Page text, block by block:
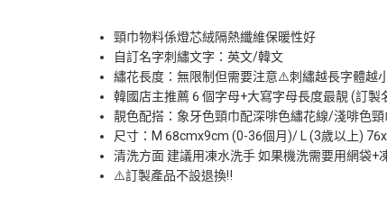
頸巾物料係燈芯絨隔熱纖維保暖性好
自訂名字刺繡文字：英文/韓文
繡花長度：無限制但需要注意⚠️刺繡越長字體越
韓國店主推薦 6 個字母+大寫字母長度最靚 (訂
靚色配搭：象牙色頸巾配深啡色繡花線/淺啡色
尺寸：M 68cmx9cm (0-36個月)/ L (3歲以上)
清洗方面 建議用凍水洗手 如果機洗需要用網袋
⚠️訂製產品不設退換‼️